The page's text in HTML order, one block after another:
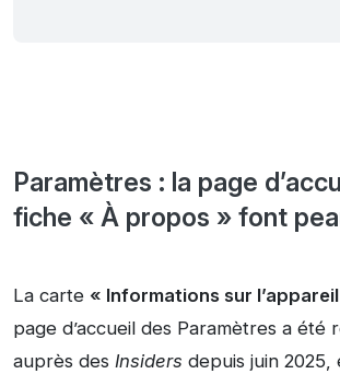
Paramètres : la page
fiche « À propos » font
La carte « Informations sur
page d’accueil des Paramètres a été
auprès des Insiders depuis juin 2025,